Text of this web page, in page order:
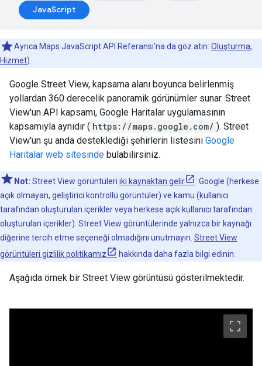
JavaScript
Ayrıca Maps JavaScript API Referansı'na da göz atın: Oluşturma,
Hizmet)
Google Street View, kapsama alanı boyunca belirlenmiş
yollardan 360 derecelik panoramik görünümler sunar. Street
View'un API kapsamı, Google Haritalar uygulamasının
kapsamıyla aynıdır ( https://maps.google.com/ ). Street
View'un şu anda desteklediği şehirlerin listesini Google
Haritalar web sitesinde bulabilirsiniz.
Not: Street View görüntüleri iki kaynaktan gelir
: Google (herkese
açık olmayan, geliştirici kontrollü görüntüler) ve kamu (kullanıcı
tarafından oluşturulan içerikler veya herkese açık kullanıcı tarafından
oluşturulan içerikler). Street View görüntülerinde yalnızca bir kaynağı
diğerine tercih etme seçeneği olmadığını unutmayın. Street View
görüntüleri gizlilik politikamız
hakkında daha fazla bilgi edinin.
Aşağıda örnek bir Street View görüntüsü gösterilmektedir.